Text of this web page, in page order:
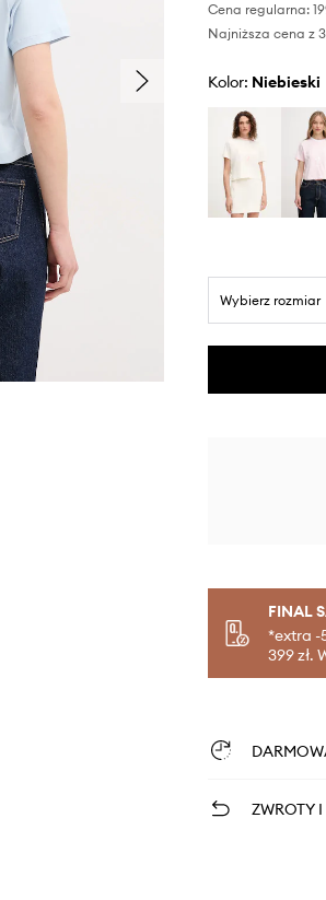
Cena regularna:
Najniższa cena z
Kolor: niebieski
Wybierz rozmiar
FINAL
*extra -
399 zł.
ZWROTY